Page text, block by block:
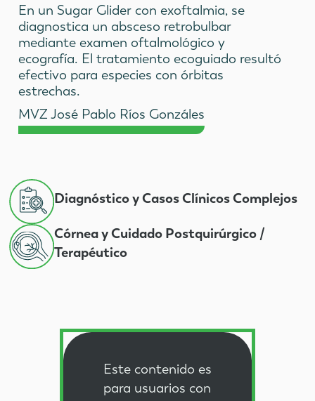
En un Sugar Glider con exoftalmia, se
diagnostica un absceso retrobulbar
mediante examen oftalmológico y
ecografía. El tratamiento ecoguiado resultó
efectivo para especies con órbitas
estrechas.
MVZ José Pablo Ríos Gonzáles
Diagnóstico y Casos Clínicos Complejos
Córnea y Cuidado Postquirúrgico /
Terapéutico
Este contenido es
para usuarios con